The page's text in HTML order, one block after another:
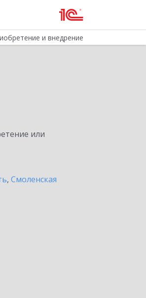
и внедрение
или
, Смоленская